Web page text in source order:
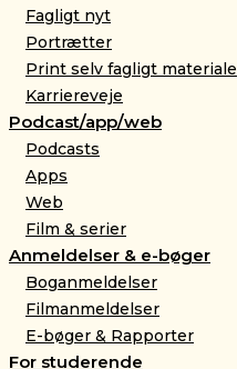
Fagligt nyt
Portrætter
Print selv fagligt materiale
Karriereveje
Podcast/app/web
Podcasts
Apps
Web
Film & serier
Anmeldelser & e-bøger
Boganmeldelser
Filmanmeldelser
E-bøger & Rapporter
For studerende